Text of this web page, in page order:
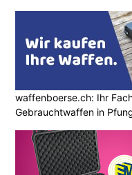
waffenboerse.ch: Ihr
Gebrauchtwaffen in